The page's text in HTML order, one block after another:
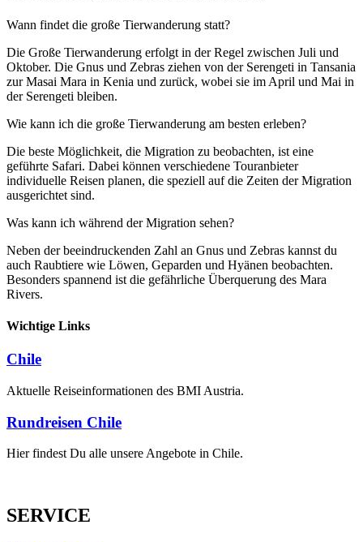
Wann findet die große Tierwanderung statt?
Die Große Tierwanderung erfolgt in der Regel zwischen Juli und
Oktober. Die Gnus und Zebras ziehen von der Serengeti in Tansania
zur Masai Mara in Kenia und zurück, wobei sie im April und Mai in
der Serengeti bleiben.
Wie kann ich die große Tierwanderung am besten erleben?
Die beste Möglichkeit, die Migration zu beobachten, ist eine
geführte Safari. Dabei können verschiedene Touranbieter
individuelle Reisen planen, die speziell auf die Zeiten der Migration
ausgerichtet sind.
Was kann ich während der Migration sehen?
Neben der beeindruckenden Zahl an Gnus und Zebras kannst du
auch Raubtiere wie Löwen, Geparden und Hyänen beobachten.
Besonders spannend ist die gefährliche Überquerung des Mara
Rivers.
Wichtige Links
Chile
Aktuelle Reiseinformationen des BMI Austria.
Rundreisen Chile
Hier findest Du alle unsere Angebote in Chile.
SERVICE